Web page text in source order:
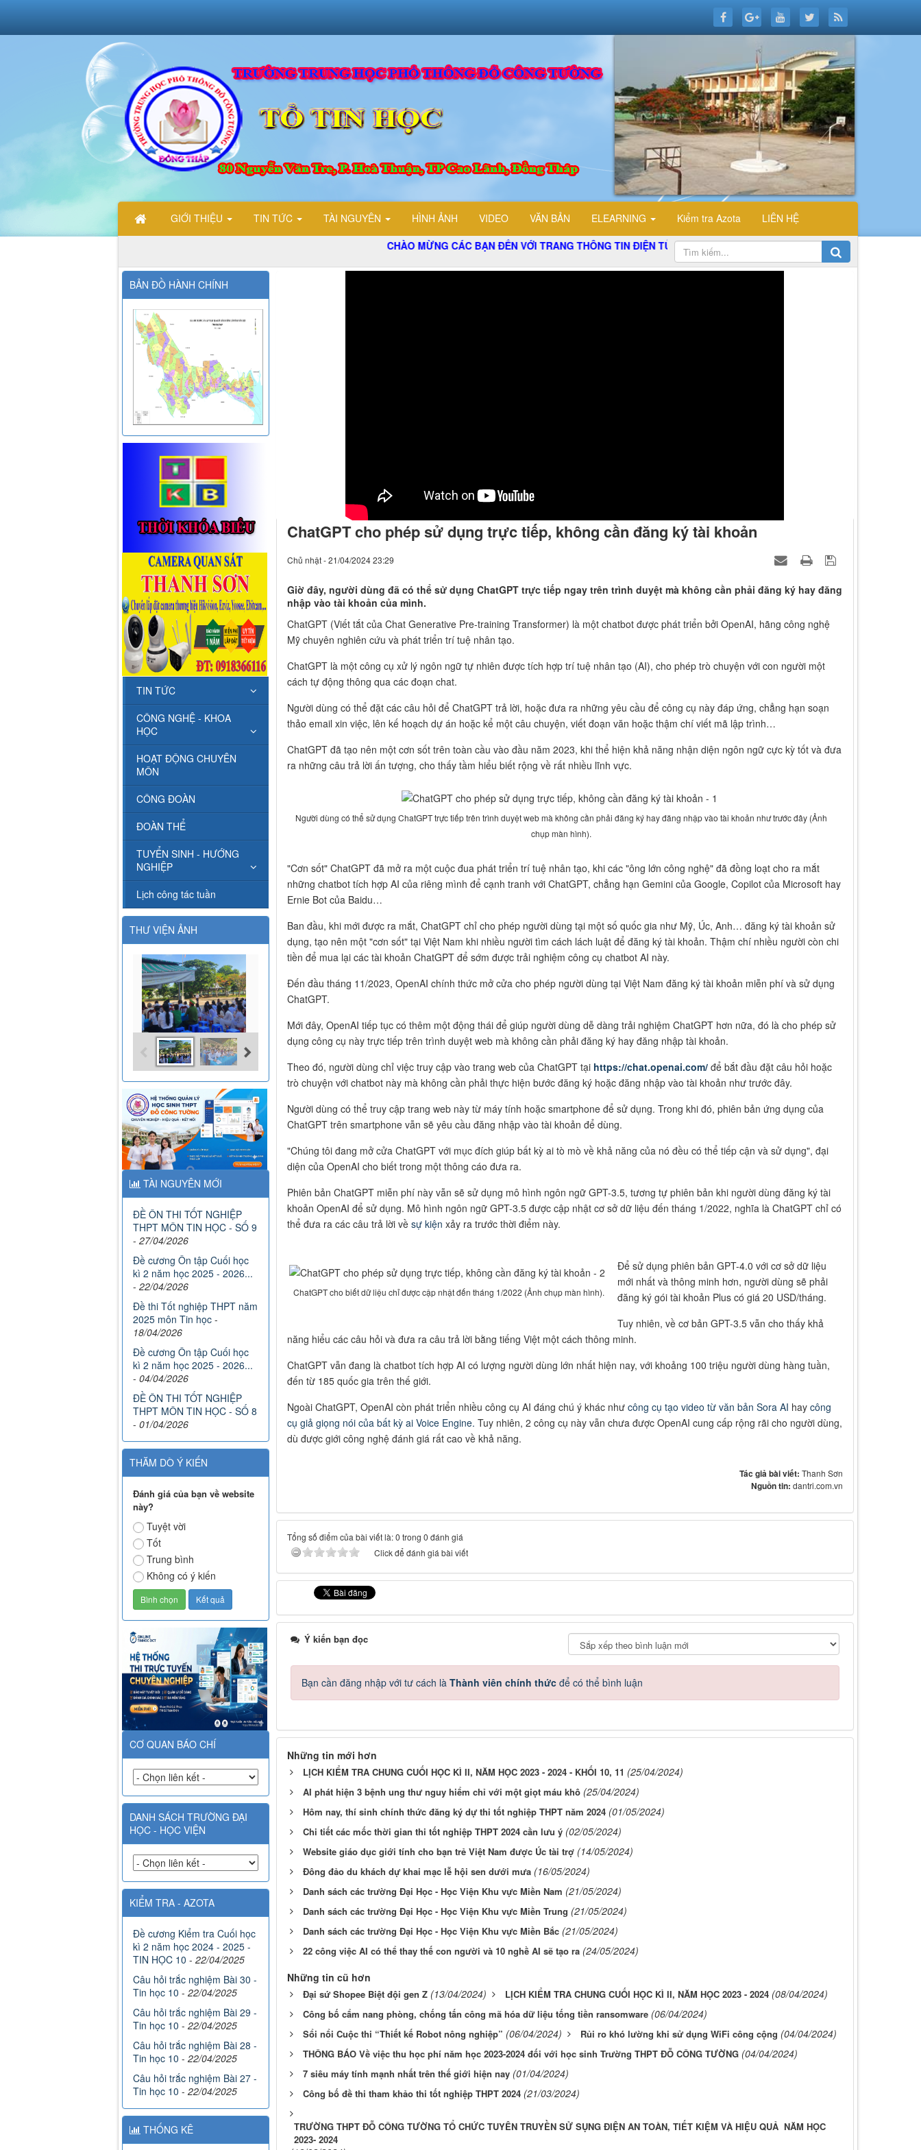
GIỚI THIỆU TIN TỨC TÀI NGUYÊN HÌNH ẢNH VIDEO VĂN BẢN ELEARNING Kiểm tra Azota
LIÊN HỆ
CHÀO MỪNG CÁC BẠN ĐẾN VỚI TRANG THÔNG TIN ĐIỆN TỬ TỔ TIN HỌC TRƯỜNG THPT ĐỖ CÔNG TƯỜNG
ChatGPT cho phép sử dụng trực tiếp, không cần đăng ký tài khoản
Chủ nhật - 21/04/2024 23:29
Giờ đây, người dùng đã có thể sử dụng ChatGPT trực tiếp ngay trên trình duyệt mà không cần phải đăng ký hay đăng
nhập vào tài khoản của mình.
ChatGPT (Viết tắt của Chat Generative Pre-training Transformer) là một chatbot được phát triển bởi OpenAI, hãng công nghệ
Mỹ chuyên nghiên cứu và phát triển trí tuệ nhân tạo.
ChatGPT là một công cụ xử lý ngôn ngữ tự nhiên được tích hợp trí tuệ nhân tạo (AI), cho phép trò chuyện với con người một
cách tự động thông qua các đoạn chat.
Người dùng có thể đặt các câu hỏi để ChatGPT trả lời, hoặc đưa ra những yêu cầu để công cụ này đáp ứng, chẳng hạn soạn
thảo email xin việc, lên kế hoạch dự án hoặc kể một câu chuyện, viết đoạn văn hoặc thậm chí viết mã lập trình…
ChatGPT đã tạo nên một cơn sốt trên toàn cầu vào đầu năm 2023, khi thể hiện khả năng nhận diện ngôn ngữ cực kỳ tốt và đưa
ra những câu trả lời ấn tượng, cho thấy tầm hiểu biết rộng về rất nhiều lĩnh vực.
Người dùng có thể sử dụng ChatGPT trực tiếp trên trình duyệt web mà không cần phải đăng ký hay đăng nhập vào tài khoản như trước đây (Ảnh
chụp màn hình).
"Cơn sốt" ChatGPT đã mở ra một cuộc đua phát triển trí tuệ nhân tạo, khi các "ông lớn công nghệ" đã đồng loạt cho ra mắt
những chatbot tích hợp AI của riêng mình để cạnh tranh với ChatGPT, chẳng hạn Gemini của Google, Copilot của Microsoft hay
Ernie Bot của Baidu…
Ban đầu, khi mới được ra mắt, ChatGPT chỉ cho phép người dùng tại một số quốc gia như Mỹ, Úc, Anh… đăng ký tài khoản sử
dụng, tạo nên một "cơn sốt" tại Việt Nam khi nhiều người tìm cách lách luật để đăng ký tài khoản. Thậm chí nhiều người còn chi
tiền để mua lại các tài khoản ChatGPT để sớm được trải nghiệm công cụ chatbot AI này.
Đến đầu tháng 11/2023, OpenAI chính thức mở cửa cho phép người dùng tại Việt Nam đăng ký tài khoản miễn phí và sử dụng
ChatGPT.
Mới đây, OpenAI tiếp tục có thêm một động thái để giúp người dùng dễ dàng trải nghiệm ChatGPT hơn nữa, đó là cho phép sử
dụng công cụ này trực tiếp trên trình duyệt web mà không cần phải đăng ký hay đăng nhập tài khoản.
Theo đó, người dùng chỉ việc truy cập vào trang web của ChatGPT tại https://chat.openai.com/để bắt đầu đặt câu hỏi hoặc
trò chuyện với chatbot này mà không cần phải thực hiện bước đăng ký hoặc đăng nhập vào tài khoản như trước đây.
Người dùng có thể truy cập trang web này từ máy tính hoặc smartphone để sử dụng. Trong khi đó, phiên bản ứng dụng của
ChatGPT trên smartphone vẫn sẽ yêu cầu đăng nhập vào tài khoản để dùng.
"Chúng tôi đang mở cửa ChatGPT với mục đích giúp bất kỳ ai tò mò về khả năng của nó đều có thể tiếp cận và sử dụng", đại
diện của OpenAI cho biết trong một thông cáo đưa ra.
Phiên bản ChatGPT miễn phí này vẫn sẽ sử dụng mô hình ngôn ngữ GPT-3.5, tương tự phiên bản khi người dùng đăng ký tài
khoản OpenAI để sử dụng. Mô hình ngôn ngữ GPT-3.5 được cập nhật cơ sở dữ liệu đến tháng 1/2022, nghĩa là ChatGPT chỉ có
thể đưa ra các câu trả lời về sự kiện xảy ra trước thời điểm này.
ChatGPT cho biết dữ liệu chỉ được cập nhật đến tháng 1/2022 (Ảnh chụp màn hình).
Để sử dụng phiên bản GPT-4.0 với cơ sở dữ liệu
mới nhất và thông minh hơn, người dùng sẽ phải
đăng ký gói tài khoản Plus có giá 20 USD/tháng.
Tuy nhiên, về cơ bản GPT-3.5 vẫn cho thấy khả
năng hiểu các câu hỏi và đưa ra câu trả lời bằng tiếng Việt một cách thông minh.
ChatGPT vẫn đang là chatbot tích hợp AI có lượng người dùng lớn nhất hiện nay, với khoảng 100 triệu người dùng hàng tuần,
đến từ 185 quốc gia trên thế giới.
Ngoài ChatGPT, OpenAI còn phát triển nhiều công cụ AI đáng chú ý khác như công cụ tạo video từ văn bản Sora AI hay công
cụ giả giọng nói của bất kỳ ai Voice Engine. Tuy nhiên, 2 công cụ này vẫn chưa được OpenAI cung cấp rộng rãi cho người dùng,
dù được giới công nghệ đánh giá rất cao về khả năng.
Tác giả bài viết: Thanh Sơn
Nguồn tin: dantri.com.vn
Tổng số điểm của bài viết là: 0 trong 0 đánh giá
Click để đánh giá bài viết
Ý kiến bạn đọc
Bạn cần đăng nhập với tư cách là Thành viên chính thứcđể có thể bình luận
Những tin mới hơn
LỊCH KIỂM TRA CHUNG CUỐI HỌC KÌ II, NĂM HỌC 2023 - 2024 - KHỐI 10, 11 (25/04/2024)
AI phát hiện 3 bệnh ung thư nguy hiểm chỉ với một giọt máu khô (25/04/2024)
Hôm nay, thí sinh chính thức đăng ký dự thi tốt nghiệp THPT năm 2024 (01/05/2024)
Chi tiết các mốc thời gian thi tốt nghiệp THPT 2024 cần lưu ý (02/05/2024)
Website giáo dục giới tính cho bạn trẻ Việt Nam được Úc tài trợ (14/05/2024)
Đông đảo du khách dự khai mạc lễ hội sen dưới mưa (16/05/2024)
Danh sách các trường Đại Học - Học Viện Khu vực Miền Nam (21/05/2024)
Danh sách các trường Đại Học - Học Viện Khu vực Miền Trung (21/05/2024)
Danh sách các trường Đại Học - Học Viện Khu vực Miền Bắc (21/05/2024)
22 công việc AI có thể thay thế con người và 10 nghề AI sẽ tạo ra (24/05/2024)
Những tin cũ hơn
Đại sứ Shopee Biệt đội gen Z (13/04/2024) LỊCH KIỂM TRA CHUNG CUỐI HỌC KÌ II, NĂM HỌC 2023 - 2024 (08/04/2024)
Công bố cẩm nang phòng, chống tấn công mã hóa dữ liệu tống tiền ransomware (06/04/2024)
Sổi nổi Cuộc thi “Thiết kế Robot nông nghiệp” (06/04/2024) Rủi ro khó lường khi sử dụng WiFi công cộng (04/04/2024)
THÔNG BÁO Về việc thu học phí năm học 2023-2024 đối với học sinh Trường THPT ĐỖ CÔNG TƯỜNG (04/04/2024)
7 siêu máy tính mạnh nhất trên thế giới hiện nay (01/04/2024)
Công bố đề thi tham khảo thi tốt nghiệp THPT 2024 (21/03/2024)
TRƯỜNG THPT ĐỖ CÔNG TƯỜNG TỔ CHỨC TUYÊN TRUYỀN SỬ SỤNG ĐIỆN AN TOÀN, TIẾT KIỆM VÀ HIỆU QUẢ NĂM HỌC
2023- 2024
BẢN ĐỒ HÀNH CHÍNH
TIN TỨC
CÔNG NGHỆ - KHOA
HỌC
HOẠT ĐỘNG CHUYÊN
MÔN
CÔNG ĐOÀN
ĐOÀN THỂ
TUYỂN SINH - HƯỚNG
NGHIỆP
Lịch công tác tuần
THƯ VIỆN ẢNH
TÀI NGUYÊN MỚI
ĐỀ ÔN THI TỐT NGHIỆP
THPT MÔN TIN HỌC - SỐ 9
- 27/04/2026
Đề cương Ôn tập Cuối học
kì 2 năm học 2025 - 2026...
- 22/04/2026
Đề thi Tốt nghiệp THPT năm
2025 môn Tin học -
18/04/2026
Đề cương Ôn tập Cuối học
kì 2 năm học 2025 - 2026...
- 04/04/2026
ĐỀ ÔN THI TỐT NGHIỆP
THPT MÔN TIN HỌC - SỐ 8
- 01/04/2026
THĂM DÒ Ý KIẾN
Đánh giá của bạn về website
này?
Tuyệt vời
Tốt
Trung bình
Không có ý kiến
CƠ QUAN BÁO CHÍ
DANH SÁCH TRƯỜNG ĐẠI
HỌC - HỌC VIỆN
KIỂM TRA - AZOTA
Đề cương Kiểm tra Cuối học
kì 2 năm học 2024 - 2025 -
TIN HỌC 10 - 22/04/2025
Câu hỏi trắc nghiệm Bài 30 -
Tin học 10 - 22/04/2025
Câu hỏi trắc nghiệm Bài 29 -
Tin học 10 - 22/04/2025
Câu hỏi trắc nghiệm Bài 28 -
Tin học 10 - 22/04/2025
Câu hỏi trắc nghiệm Bài 27 -
Tin học 10 - 22/04/2025
THỐNG KÊ